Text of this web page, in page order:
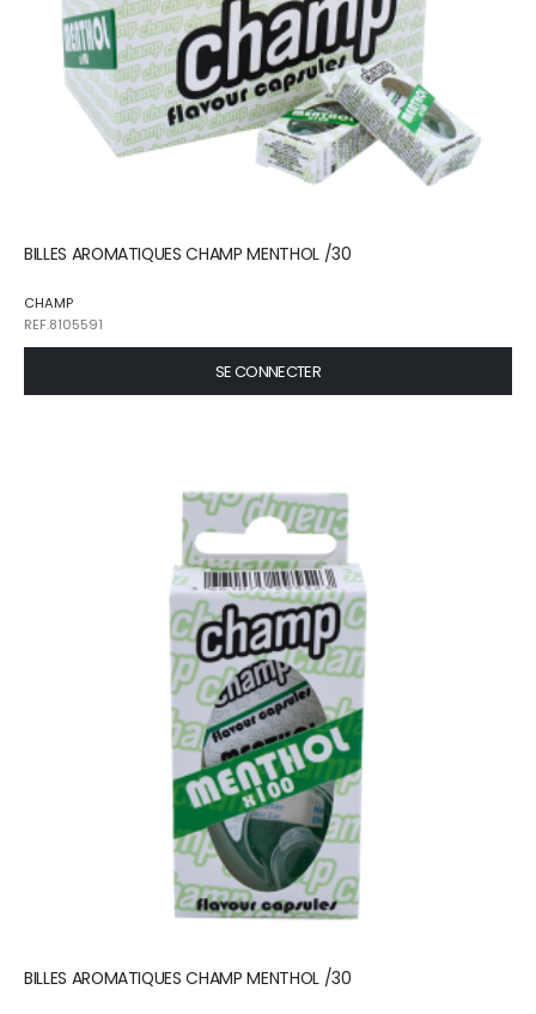
BILLES AROMATIQUES CHAMP MENTHOL /30
CHAMP
REF.8105591
SE CONNECTER
BILLES AROMATIQUES CHAMP MENTHOL /30